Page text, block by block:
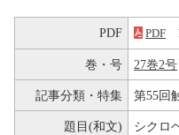
PDF PDF
巻・号 27巻2号
記事分類・特集 第55回
題目(和文) シクロ